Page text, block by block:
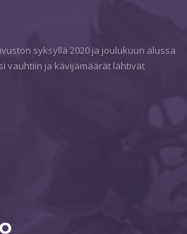
syksyllä 2020 ja joulukuun alussa
vauhtiin ja kävijämäärät lähtivät